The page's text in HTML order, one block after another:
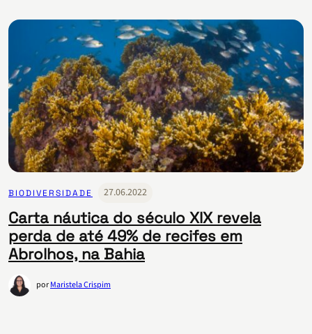
BIODIVERSIDADE 27.06.2022
Carta náutica do século XIX revela
perda de até 49% de recifes em
Abrolhos, na Bahia
porMaristela Crispim